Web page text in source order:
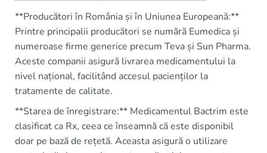
**Producători în România și în Uniunea Europeană:**
Printre principalii producători se numără Eumedica și
numeroase firme generice precum Teva și Sun Pharma.
Aceste companii asigură livrarea medicamentului la
nivel național, facilitând accesul pacienților la
tratamente de calitate.
**Starea de înregistrare:** Medicamentul Bactrim este
clasificat ca Rx, ceea ce înseamnă că este disponibil
doar pe bază de rețetă. Aceasta asigură o utilizare